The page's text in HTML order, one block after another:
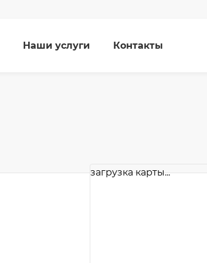
Наши услуги Контакты
загрузка карты...